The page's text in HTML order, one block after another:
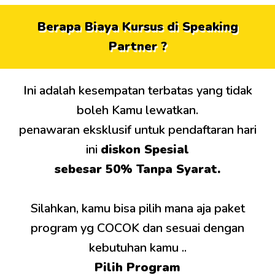
Berapa Biaya Kursus di Speaking
Partner ?
Ini adalah kesempatan terbatas yang tidak
boleh Kamu lewatkan.
penawaran eksklusif untuk pendaftaran hari
ini diskon Spesial
sebesar 50% Tanpa Syarat.
Silahkan, kamu bisa pilih mana aja paket
program yg COCOK dan sesuai dengan
kebutuhan kamu ..
Pilih Program